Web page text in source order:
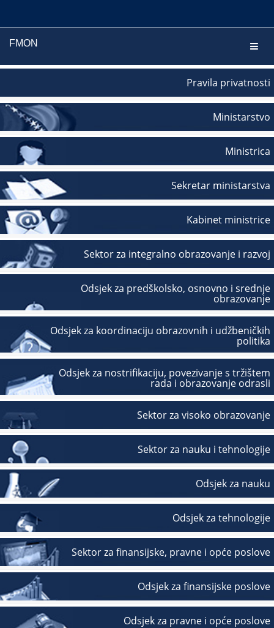
FMON
Pravila privatnosti
Ministarstvo
Ministrica
Sekretar ministarstva
Kabinet ministrice
Sektor za integralno obrazovanje i razvoj
Odsjek za predškolsko, osnovno i srednje
obrazovanje
Odsjek za koordinaciju obrazovnih i udžbeničkih
politika
Odsjek za nostrifikaciju, povezivanje s tržištem
rada i obrazovanje odrasli
Sektor za visoko obrazovanje
Sektor za nauku i tehnologije
Odsjek za nauku
Odsjek za tehnologije
Sektor za finansijske, pravne i opće poslove
Odsjek za finansijske poslove
Odsjek za pravne i opće poslove